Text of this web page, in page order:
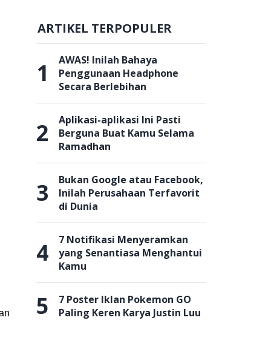
ARTIKEL TERPOPULER
1
AWAS! Inilah Bahaya
Penggunaan Headphone
Secara Berlebihan
2
Aplikasi-aplikasi Ini Pasti
Berguna Buat Kamu Selama
Ramadhan
3
Bukan Google atau Facebook,
Inilah Perusahaan Terfavorit
di Dunia
4
7 Notifikasi Menyeramkan
yang Senantiasa Menghantui
Kamu
5
7 Poster Iklan Pokemon GO
Paling Keren Karya Justin Luu